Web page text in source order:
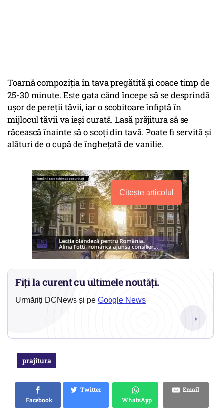
Toarnă compoziția în tava pregătită şi coace timp de
25-30 minute. Este gata când începe să se desprindă
uşor de pereţii tăvii, iar o scobitoare înfiptă în
mijlocul tăvii va ieşi curată. Lasă prăjitura să se
răcească înainte să o scoţi din tavă. Poate fi servită și
alături de o cupă de înghețată de vanilie.
Citește articolul
Fiți la curent cu ultimele noutăți.
Urmăriți DCNews și pe Google News
→
prajitura
Facebook
Twitter
WhatsApp
Email